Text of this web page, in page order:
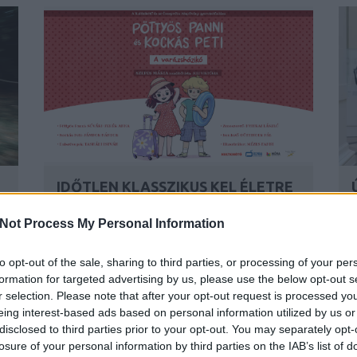
Process My Personal Information
opt-out of the sale, sharing to third parties, or processing of your
for targeted advertising by us, please use the below opt-out
selection. Please note that after your opt-out request is processed
interest-based ads based on personal information utilized by us
to third parties prior to your opt-out. You may separately
of your personal information by third parties on the IAB’s list of
IDŐTLEN KLASSZIKUS KEL ÉLETRE
22-ÉN BALATONFÖLDVÁRON
Szepes Mária felejthetetlen Pöttyös Panni meséi
új grafikával jelentek meg
...